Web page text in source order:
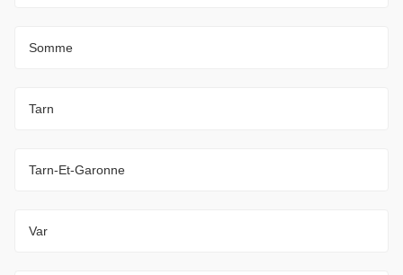
Somme
Tarn
Tarn-Et-Garonne
Var